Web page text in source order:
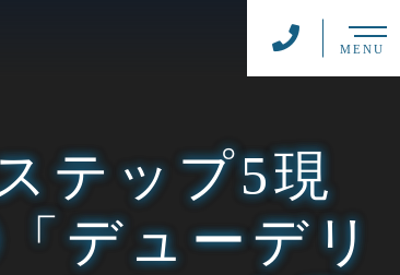
MENU
テップ5現
デューデリ